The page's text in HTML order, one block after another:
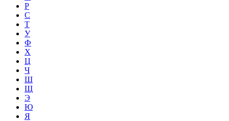
Р
С
Т
У
Ф
Х
Ц
Ч
Ш
Щ
Э
Ю
Я